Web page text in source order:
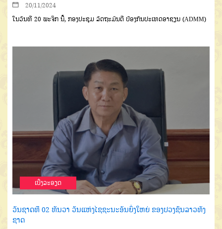
20/11/2024
ໃນວັນທີ 20 ພະຈິກ ນີ້, ກອງປະຊຸມ ລັດຖະມົນຕີ ປ້ອງກັນປະເທດອາຊຽນ (ADMM)
ເບີ່ງລະອຽດ
ວັນຊາດທີ 02 ທັນວາ ວັນແຫ່ງໄຊຊະນະອັນຍິ່ງໃຫຍ່ ຂອງປວງຊົນລາວທັງ
ຊາດ